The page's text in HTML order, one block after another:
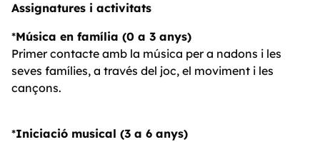
Assignatures i activitats
*Música en família (0 a 3 anys)
Primer contacte amb la música per a nadons i les
seves famílies, a través del joc, el moviment i les
cançons.
*Iniciació musical (3 a 6 anys)